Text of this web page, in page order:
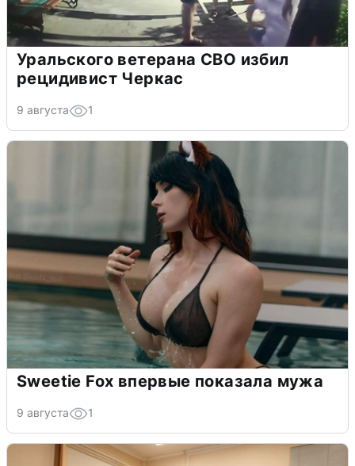
Уральского ветерана СВО избил
рецидивист Черкас
9 августа 1
Sweetie Fox впервые показала мужа
9 августа 1